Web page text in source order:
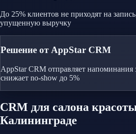
До 25% клиентов не приходят на
упущенную выручку
Решение от AppStar CRM
AppStar CRM отправляет напоминания
снижает no-show до 5%
CRM для салона
Калининграде